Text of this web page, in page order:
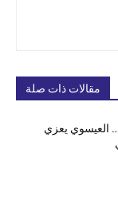
مقالات ذات صلة
العيسوي يعزي